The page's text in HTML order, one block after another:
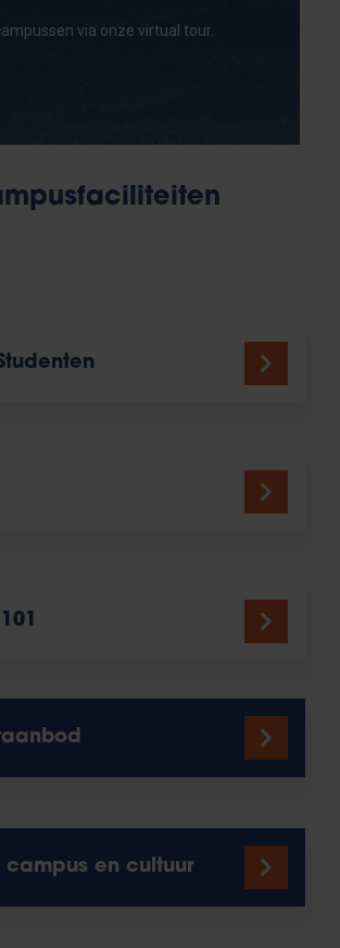
via onze virtual tour.
campus en cultuur